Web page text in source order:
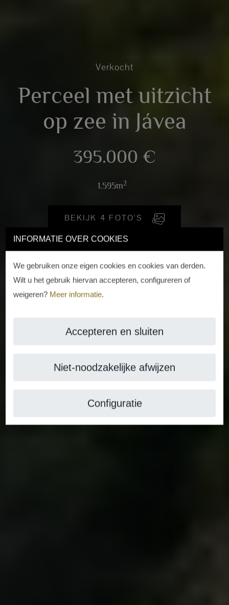
INFORMATIE OVER COOKIES
We gebruiken onze eigen cookies en cookies van derden.
Wilt u het gebruik hiervan accepteren, configureren of
weigeren? Meer informatie.
Accepteren en sluiten
Niet-noodzakelijke afwijzen
Configuratie
Verkocht
Perceel met uitzicht
op zee in Jávea
395.000 €
1.595m2
BEKIJK 4 FOTO'S